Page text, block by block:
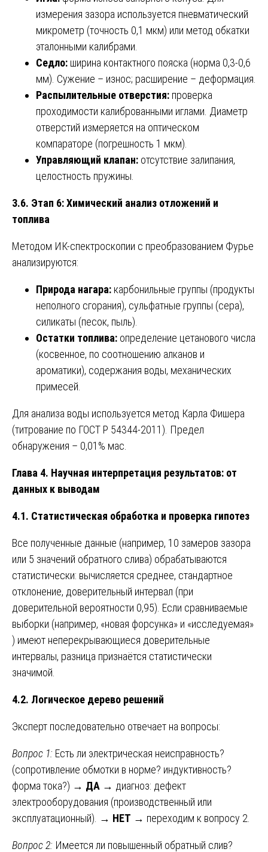
измерения зазора используется пневматический
микрометр (точность 0,1 мкм) или метод обкатки
эталонными калибрами.
Седло: ширина контактного пояска (норма 0,3-0,6
мм). Сужение – износ; расширение – деформация.
Распылительные отверстия: проверка
проходимости калиброванными иглами. Диаметр
отверстий измеряется на оптическом
компараторе (погрешность 1 мкм).
Управляющий клапан: отсутствие залипания,
целостность пружины.
3.6. Этап 6: Химический анализ отложений и
топлива
Методом ИК-спектроскопии с преобразованием Фурье
анализируются:
Природа нагара: карбонильные группы (продукты
неполного сгорания), сульфатные группы (сера),
силикаты (песок, пыль).
Остатки топлива: определение цетанового числа
(косвенное, по соотношению алканов и
ароматики), содержания воды, механических
примесей.
Для анализа воды используется метод Карла Фишера
(титрование по ГОСТ Р 54344-2011). Предел
обнаружения – 0,01% мас.
Глава 4. Научная интерпретация результатов: от
данных к выводам
4.1. Статистическая обработка и проверка гипотез
Все полученные данные (например, 10 замеров зазора
или 5 значений обратного слива) обрабатываются
статистически: вычисляется среднее, стандартное
отклонение, доверительный интервал (при
доверительной вероятности 0,95). Если сравниваемые
выборки (например, «новая форсунка» и «исследуемая»
) имеют неперекрывающиеся доверительные
интервалы, разница признаётся статистически
значимой.
4.2. Логическое дерево решений
Эксперт последовательно отвечает на вопросы:
Вопрос 1: Есть ли электрическая неисправность?
(сопротивление обмотки в норме? индуктивность?
форма тока?) → ДА → диагноз: дефект
электрооборудования (производственный или
эксплуатационный). → НЕТ → переходим к вопросу 2.
Вопрос 2: Имеется ли повышенный обратный слив?